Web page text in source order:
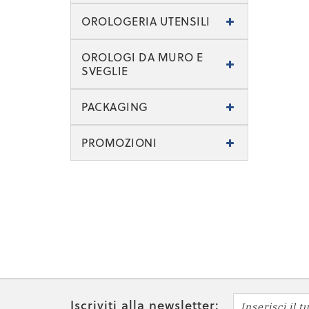
OROLOGERIA UTENSILI
OROLOGI DA MURO E
SVEGLIE
PACKAGING
PROMOZIONI
Iscriviti alla newsletter: